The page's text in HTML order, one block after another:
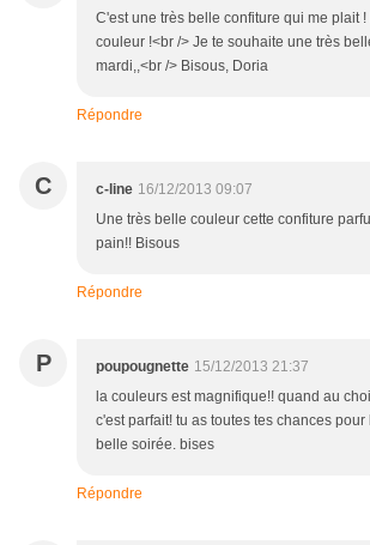
C'est une très belle confiture qui me plait
couleur !<br /> Je te souhaite une très
mardi,,<br /> Bisous, Doria
Répondre
C c-line 16/12/2013 09:07
Une très belle couleur cette confiture
pain!! Bisous
Répondre
P poupougnette 15/12/2013 21:37
la couleurs est magnifique!! quand au
c'est parfait! tu as toutes tes chances
belle soirée. bises
Répondre